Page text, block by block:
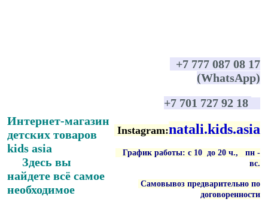
Интернет-магазин
детских товаров
kids asia
Здесь вы
найдете всё самое
необходимое
+7 777 087 08 17
(WhatsApp)
+7 701 727 92 18
Instagram:natali.kids.asia
График работы: с 10 до 20 ч., пн -
вс.
Самовывоз предварительно по
договоренности